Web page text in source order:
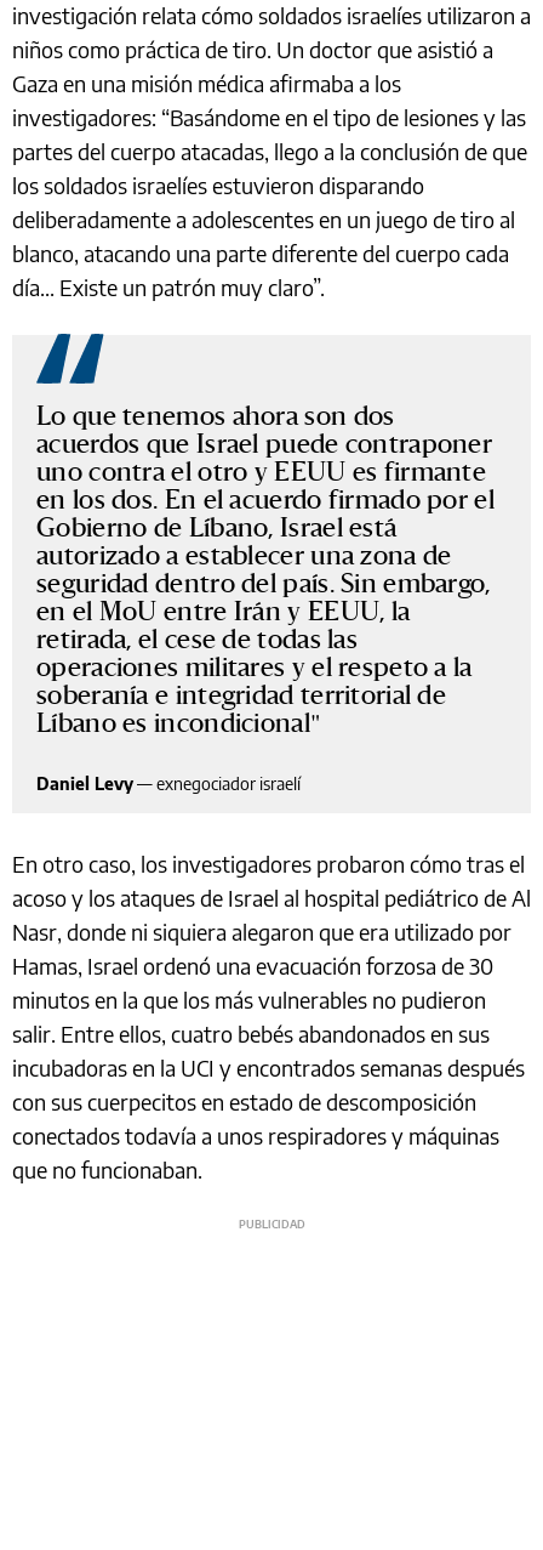
investigación relata cómo soldados israelíes utilizaron a
niños como práctica de tiro. Un doctor que asistió a
Gaza en una misión médica afirmaba a los
investigadores: “Basándome en el tipo de lesiones y las
partes del cuerpo atacadas, llego a la conclusión de que
los soldados israelíes estuvieron disparando
deliberadamente a adolescentes en un juego de tiro al
blanco, atacando una parte diferente del cuerpo cada
día... Existe un patrón muy claro”.
Lo que tenemos ahora son dos
acuerdos que Israel puede contraponer
uno contra el otro y EEUU es firmante
en los dos. En el acuerdo firmado por el
Gobierno de Líbano, Israel está
autorizado a establecer una zona de
seguridad dentro del país. Sin embargo,
en el MoU entre Irán y EEUU, la
retirada, el cese de todas las
operaciones militares y el respeto a la
soberanía e integridad territorial de
Líbano es incondicional
Daniel Levy—exnegociador israelí
En otro caso, los investigadores probaron cómo tras el
acoso y los ataques de Israel al hospital pediátrico de Al
Nasr, donde ni siquiera alegaron que era utilizado por
Hamas, Israel ordenó una evacuación forzosa de 30
minutos en la que los más vulnerables no pudieron
salir. Entre ellos, cuatro bebés abandonados en sus
incubadoras en la UCI y encontrados semanas después
con sus cuerpecitos en estado de descomposición
conectados todavía a unos respiradores y máquinas
que no funcionaban.